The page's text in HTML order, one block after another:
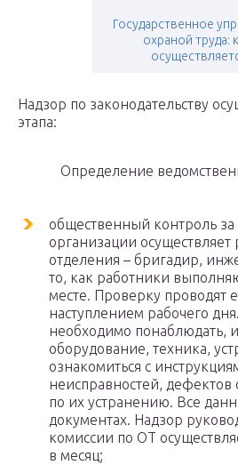
Государственное
охраной труда:
Надзор по законодательству
этапа:
Определение
общественный контроль за
организации осуществляет
отделения – бригадир,
то, как работники
месте. Проверку проводят
наступлением рабочего
необходимо понаблюдать,
оборудование, техника,
ознакомиться с
неисправностей, дефектов
по их устранению. Все
документах. Надзор
комиссии по ОТ
в месяц;